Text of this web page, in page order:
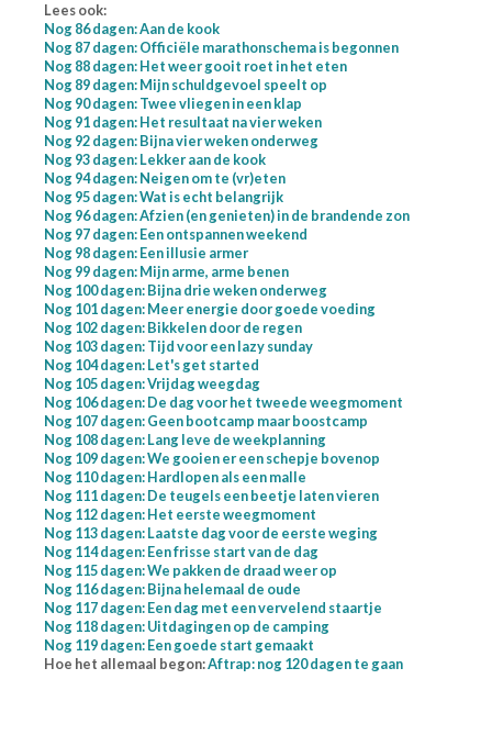
Lees ook:
Nog 86 dagen: Aan de kook
Nog 87 dagen: Officiële marathonschema is begonnen
Nog 88 dagen: Het weer gooit roet in het eten
Nog 89 dagen: Mijn schuldgevoel speelt op
Nog 90 dagen: Twee vliegen in een klap
Nog 91 dagen: Het resultaat na vier weken
Nog 92 dagen: Bijna vier weken onderweg
Nog 93 dagen: Lekker aan de kook
Nog 94 dagen: Neigen om te (vr)eten
Nog 95 dagen: Wat is echt belangrijk
Nog 96 dagen: Afzien (en genieten) in de brandende zon
Nog 97 dagen: Een ontspannen weekend
Nog 98 dagen: Een illusie armer
Nog 99 dagen: Mijn arme, arme benen
Nog 100 dagen: Bijna drie weken onderweg
Nog 101 dagen: Meer energie door goede voeding
Nog 102 dagen: Bikkelen door de regen
Nog 103 dagen: Tijd voor een lazy sunday
Nog 104 dagen: Let's get started
Nog 105 dagen: Vrijdag weegdag
Nog 106 dagen: De dag voor het tweede weegmoment
Nog 107 dagen: Geen bootcamp maar boostcamp
Nog 108 dagen: Lang leve de weekplanning
Nog 109 dagen: We gooien er een schepje bovenop
Nog 110 dagen: Hardlopen als een malle
Nog 111 dagen: De teugels een beetje laten vieren
Nog 112 dagen: Het eerste weegmoment
Nog 113 dagen: Laatste dag voor de eerste weging
Nog 114 dagen: Een frisse start van de dag
Nog 115 dagen: We pakken de draad weer op
Nog 116 dagen: Bijna helemaal de oude
Nog 117 dagen: Een dag met een vervelend staartje
Nog 118 dagen: Uitdagingen op de camping
Nog 119 dagen: Een goede start gemaakt
Hoe het allemaal begon:Aftrap: nog 120 dagen te gaan